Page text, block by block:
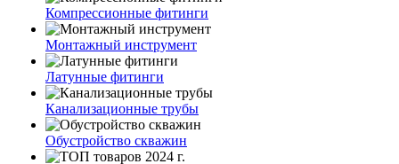
Компрессионные фитинги
Монтажный инструмент
Латунные фитинги
Канализационные трубы
Обустройство скважин